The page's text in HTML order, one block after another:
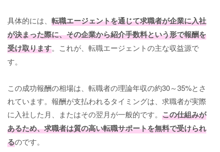
具体的には、 転職エージェントを通じて求職者が企業に入社
が決まった際に、その企業から紹介手数料という形で報酬を
受け取ります。これが、転職エージェントの主な収益源で
す。
この成功報酬の相場は、転職者の理論年収の約30～35%とさ
れています。報酬が支払われるタイミングは、求職者が実際
に入社した月、またはその翌月が一般的です。 この仕組みが
あるため、求職者は質の高い転職サポートを無料で受けられ
るのです。